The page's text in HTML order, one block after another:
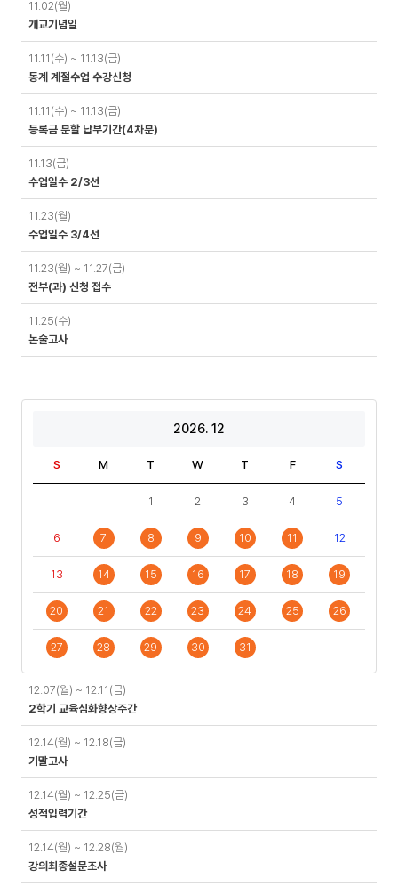
11.02(월)
개교기념일
11.11(수) ~ 11.13(금)
동계 계절수업 수강신청
11.11(수) ~ 11.13(금)
등록금 분할 납부기간(4차분)
11.13(금)
수업일수 2/3선
11.23(월)
수업일수 3/4선
11.23(월) ~ 11.27(금)
전부(과) 신청 접수
11.25(수)
논술고사
2026. 12
S M T W T F S
1 2 3 4 5
6 7 8 9 10 11 12
13 14 15 16 17 18 19
20 21 22 23 24 25 26
27 28 29 30 31
12.07(월) ~ 12.11(금)
2학기 교육심화향상주간
12.14(월) ~ 12.18(금)
기말고사
12.14(월) ~ 12.25(금)
성적입력기간
12.14(월) ~ 12.28(월)
강의최종설문조사